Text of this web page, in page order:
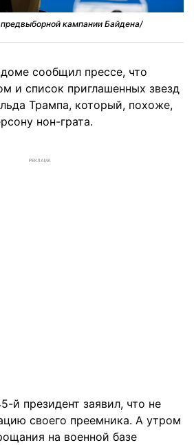
кампании Байдена/
сообщил прессе, что
и список приглашенных звезд
Трампа, который, похоже,
нон-грата.
РЕКЛАМА
й президент заявил, что не
своего преемника. А утром
на военной базе